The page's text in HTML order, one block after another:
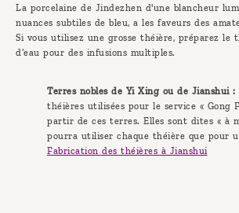
La porcelaine de Jindezhen d'une blancheur
nuances subtiles de bleu, a les faveurs des
Si vous utilisez une grosse théière, préparez le
d’eau pour des infusions multiples.
Terres nobles de Yi Xing ou de Jianshui :
théières utilisées pour le service « Gong
partir de ces terres. Elles sont dites « à
pourra utiliser chaque théière que pour
Fabrication des théières à Jianshui